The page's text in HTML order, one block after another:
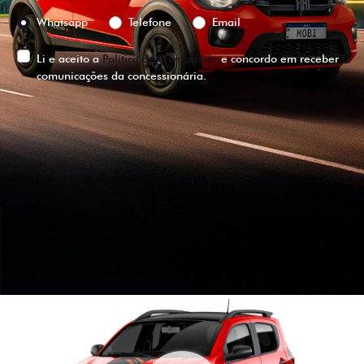
Whatsapp
Telefone Email
Li e aceito aPolítica de Privacidadee concordo em receber
comunicações da concessionária.
ENTRAR EM CONTATO